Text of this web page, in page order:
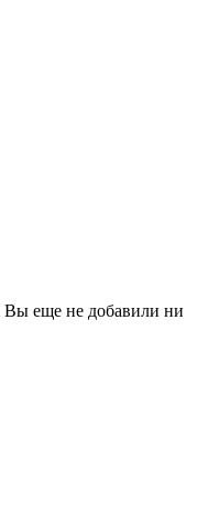
Вы еще не добавили ни